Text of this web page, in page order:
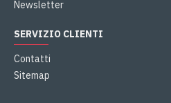
Newsletter
SERVIZIO CLIENTI
Contatti
Sitemap